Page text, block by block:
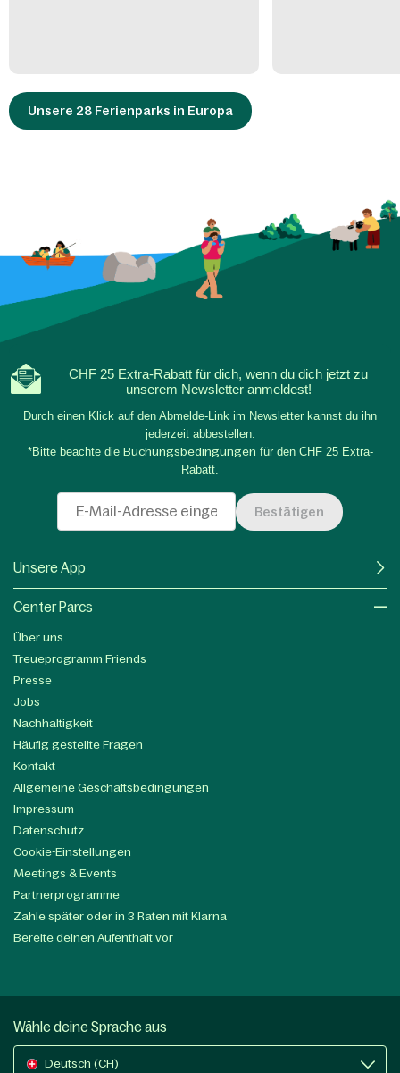
Unsere 28 Ferienparks in Europa
CHF 25 Extra-Rabatt für dich, wenn du dich jetzt zu
unserem Newsletter anmeldest!
Durch einen Klick auf den Abmelde-Link im Newsletter kannst du ihn
jederzeit abbestellen.
*Bitte beachte die Buchungsbedingungen für den CHF 25 Extra-
Rabatt.
Bestätigen
Unsere App
Center Parcs
Über uns
Treueprogramm Friends
Presse
Jobs
Nachhaltigkeit
Häufig gestellte Fragen
Kontakt
Allgemeine Geschäftsbedingungen
Impressum
Datenschutz
Cookie-Einstellungen
Meetings & Events
Partnerprogramme
Zahle später oder in 3 Raten mit Klarna
Bereite deinen Aufenthalt vor
Wähle deine Sprache aus
Deutsch (CH)